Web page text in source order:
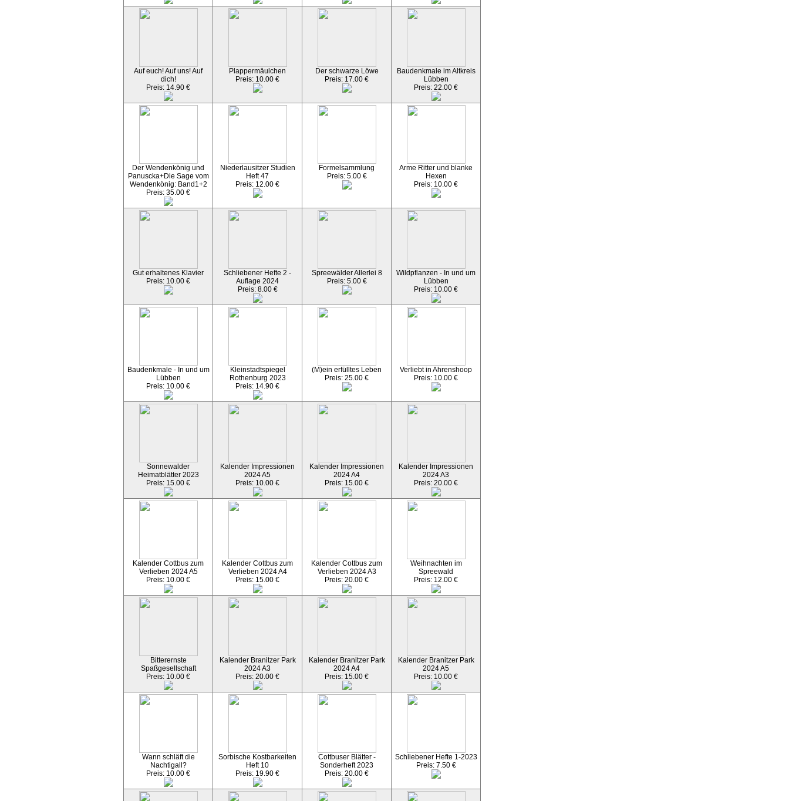
Auf euch! Auf uns! Auf
dich!
Preis: 14.90 €
Plappermäulchen
Preis: 10.00 €
Der schwarze Löwe
Preis: 17.00 €
Baudenkmale im Altkreis
Lübben
Preis: 22.00 €
Der Wendenkönig und
Panuscka+Die Sage vom
Wendenkönig: Band1+2
Preis: 35.00 €
Niederlausitzer Studien
Heft 47
Preis: 12.00 €
Formelsammlung
Preis: 5.00 €
Arme Ritter und blanke
Hexen
Preis: 10.00 €
Gut erhaltenes Klavier
Preis: 10.00 €
Schliebener Hefte 2 -
Auflage 2024
Preis: 8.00 €
Spreewälder Allerlei 8
Preis: 5.00 €
Wildpflanzen - In und um
Lübben
Preis: 10.00 €
Baudenkmale - In und um
Lübben
Preis: 10.00 €
Kleinstadtspiegel
Rothenburg 2023
Preis: 14.90 €
(M)ein erfülltes Leben
Preis: 25.00 €
Verliebt in Ahrenshoop
Preis: 10.00 €
Sonnewalder
Heimatblätter 2023
Preis: 15.00 €
Kalender Impressionen
2024 A5
Preis: 10.00 €
Kalender Impressionen
2024 A4
Preis: 15.00 €
Kalender Impressionen
2024 A3
Preis: 20.00 €
Kalender Cottbus zum
Verlieben 2024 A5
Preis: 10.00 €
Kalender Cottbus zum
Verlieben 2024 A4
Preis: 15.00 €
Kalender Cottbus zum
Verlieben 2024 A3
Preis: 20.00 €
Weihnachten im
Spreewald
Preis: 12.00 €
Bitterernste
Spaßgesellschaft
Preis: 10.00 €
Kalender Branitzer Park
2024 A3
Preis: 20.00 €
Kalender Branitzer Park
2024 A4
Preis: 15.00 €
Kalender Branitzer Park
2024 A5
Preis: 10.00 €
Wann schläft die
Nachtigall?
Preis: 10.00 €
Sorbische Kostbarkeiten
Heft 10
Preis: 19.90 €
Cottbuser Blätter -
Sonderheft 2023
Preis: 20.00 €
Schliebener Hefte 1-2023
Preis: 7.50 €